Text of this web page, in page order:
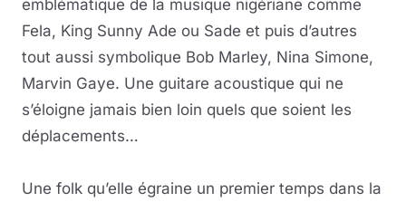
emblématique de la musique nigériane comme
Fela, King Sunny Ade ou Sade et puis d’autres
tout aussi symbolique Bob Marley, Nina Simone,
Marvin Gaye. Une guitare acoustique qui ne
s’éloigne jamais bien loin quels que soient les
déplacements…
Une folk qu’elle égraine un premier temps dans la